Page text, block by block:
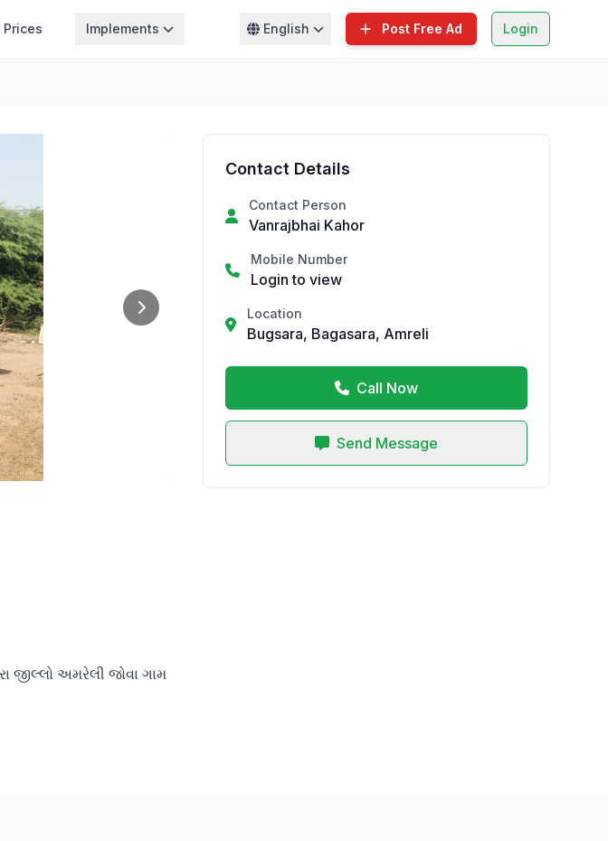
Implements English Post Free Ad Login
જીલ્લો અમરેલી જોવા ગામ
Contact Details
Contact Person
Vanrajbhai Kahor
Mobile Number
Login to view
Location
Bugsara, Bagasara, Amreli
Call Now
Send Message